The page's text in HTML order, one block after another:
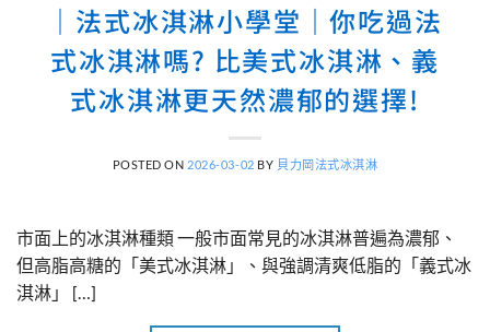
｜法式冰淇淋小學堂｜你吃過法
式冰淇淋嗎? 比美式冰淇淋、義
式冰淇淋更天然濃郁的選擇!
POSTED ON 2026-03-02 BY 貝力岡法式冰淇淋
市面上的冰淇淋種類 一般市面常見的冰淇淋普遍為濃郁、
但高脂高糖的「美式冰淇淋」、與強調清爽低脂的「義式冰
淇淋」 […]